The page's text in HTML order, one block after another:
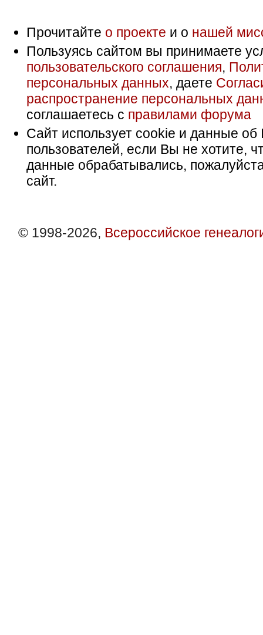
Прочитайте о проекте и о нашей
Пользуясь сайтом вы принимаете
пользовательского соглашения,
персональных данных, даете
распространение персональных
соглашаетесь с правилами форума
Сайт использует cookie и данные об
пользователей, если Вы не хотите,
данные обрабатывались,
сайт.
© 1998-2026, Всероссийское